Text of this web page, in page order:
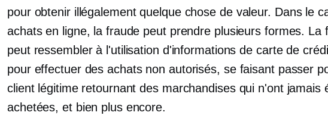
pour obtenir illégalement quelque chose de valeur. Dans le
achats en ligne, la fraude peut prendre plusieurs formes. La
peut ressembler à l'utilisation d'informations de carte de
pour effectuer des achats non autorisés, se faisant passer
client légitime retournant des marchandises qui n'ont jamais
achetées, et bien plus encore.